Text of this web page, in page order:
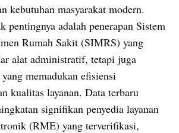
kebutuhan masyarakat modern.
pentingnya adalah penerapan Sistem
Rumah Sakit (SIMRS) yang
alat administratif, tetapi juga
memadukan efisiensi
kualitas layanan. Data terbaru
signifikan penyedia layanan
(RME) yang terverifikasi,